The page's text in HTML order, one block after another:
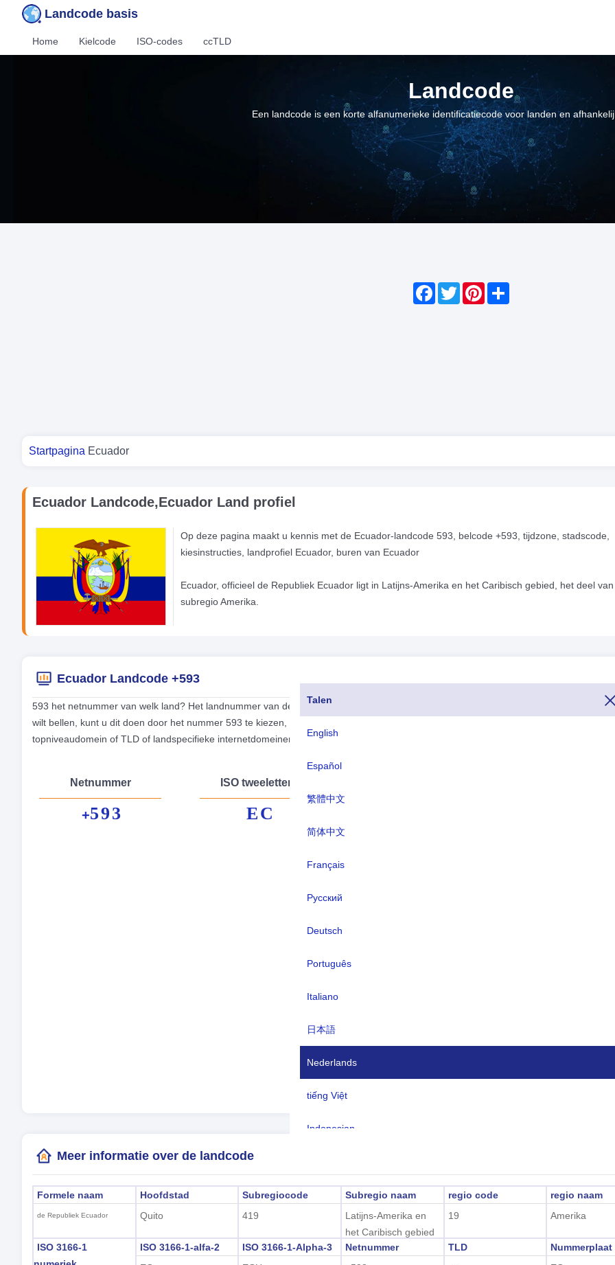
Landcode basis
Talen
English
Español
繁體中文
简体中文
Français
Русский
Deutsch
Português
Italiano
日本語
Nederlands
tiếng Việt
Indonesian
हिंदी
Home Kielcode ISO-codes ccTLD
Landcode
Een landcode is een korte alfanumerieke identificatiecode voor landen en
Facebook
Twitter
Pinterest
Share
Je bent hier
Startpagina Ecuador
Ecuador Landcode,Ecuador Land profiel
Op deze pagina maakt u kennis met de Ecuador-landcode 593, belcode +593, tijdzone, stadscode,
kiesinstructies, landprofiel Ecuador, buren van Ecuador
Ecuador, officieel de Republiek Ecuador ligt in Latijns-Amerika en het Caribisch gebied, het deel
subregio Amerika.
Ecuador Landcode +593
593 het netnummer van welk land? Het landnummer van de telefoon van Ecuador is het nummer 593. Als u Ecuador vanuit een
wilt bellen, kunt u dit doen door het nummer 593 te kiezen, voor het hele telefoonnummer van Ecuador begint met +593). Het
topniveaudomein of TLD of landspecifieke internetdomeinen voor Ecuador eindigen op .ec en de valutanaam van Ecuador is US
Netnummer
+593
ISO tweeletterig
EC
Formele naam:
Zomertijd:
Lokale tijd:
(Quito)
Meer informatie over de landcode
Formele naam
de Republiek Ecuador
Hoofdstad
Quito
Subregiocode
419
Subregio naam
Latijns-Amerika en
het Caribisch gebied
regio code
19
regio naam
Amerika
ISO 3166-1
ISO 3166-1-alfa-2
ISO 3166-1-Alpha-3
Netnummer
TLD